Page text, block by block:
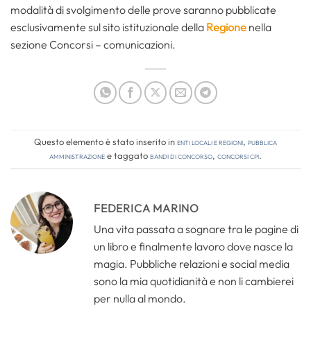
modalità di svolgimento delle prove saranno pubblicate
esclusivamente sul sito istituzionale della Regione nella
sezione Concorsi – comunicazioni.
Questo elemento è stato inserito inEnti locali e regioni, Pubblica
amministrazionee taggatobandi di concorso, concorsi cpi.
FEDERICA MARINO
Una vita passata a sognare tra le pagine di
un libro e finalmente lavoro dove nasce la
magia. Pubbliche relazioni e social media
sono la mia quotidianità e non li cambierei
per nulla al mondo.